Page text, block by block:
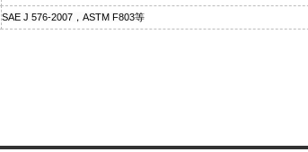
SAE J 576-2007，ASTM F803等